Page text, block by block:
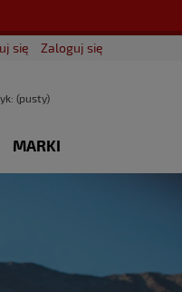
się Zaloguj się
(pusty)
MARKI